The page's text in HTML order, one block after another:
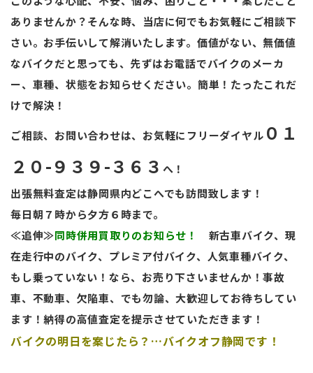
ありませんか？そんな時、当店に何でもお気軽にご相談下
さい。お手伝いして解消いたします。価値がない、無価値
なバイクだと思っても、先ずはお電話でバイクのメーカ
ー、車種、状態をお知らせください。簡単！たったこれだ
けで解決！
ご相談、お問い合わせは、お気軽にフリーダイヤル ０１
２０-９３９-３６３ へ！
出張無料査定は静岡県内どこへでも訪問致します！
毎日朝７時から夕方６時まで。
≪追伸≫同時併用買取りのお知らせ！
新古車バイク、現
在走行中のバイク、プレミア付バイク、人気車種バイク、
もし乗っていない！ なら、 お売り下さいませんか！事故
車、不動車、欠陥車、でも勿論、大歓迎してお待ちしてい
ます！納得の高値査定を提示させていただきます！
バイクの明日を案じたら？…バイクオフ静岡です！